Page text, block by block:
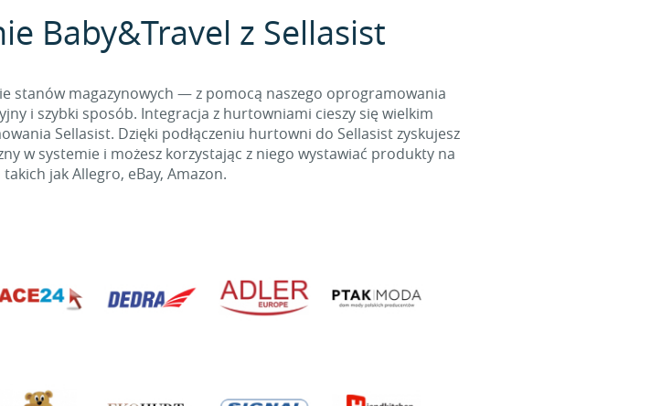
Baby&Travel z Sellasist
stanów magazynowych — z pomocą naszego oprogramowania
i szybki sposób. Integracja z hurtowniami cieszy się wielkim
Sellasist. Dzięki podłączeniu hurtowni do Sellasist zyskujesz
w systemie i możesz korzystając z niego wystawiać produkty na
jak Allegro, eBay, Amazon.